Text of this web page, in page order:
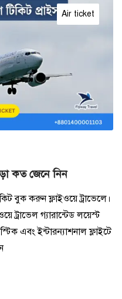
Air ticket
কত জেনে নিন
বুক করুন ফ্লাইওয়ে ট্রাভেলে।
ট্রাভেল গ্যারান্টেড লয়েস্ট
এবং ইন্টারন্যাশনাল ফ্লাইটে